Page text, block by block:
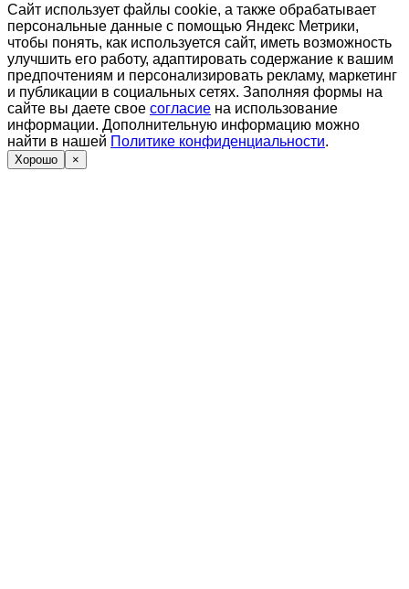
Сайт использует файлы cookie, а также обрабатывает
персональные данные с помощью Яндекс Метрики,
чтобы понять, как используется сайт, иметь возможность
улучшить его работу, адаптировать содержание к вашим
предпочтениям и персонализировать рекламу, маркетинг
и публикации в социальных сетях. Заполняя формы на
сайте вы даете свое согласие на использование
информации. Дополнительную информацию можно
найти в нашей Политике конфиденциальности.
Хорошо ×